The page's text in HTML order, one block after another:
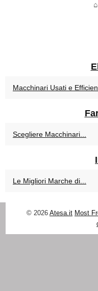
Macchinari Usati e
Scegliere Macchinari...
Le Migliori Marche di...
© 2026 Atesa.it Most